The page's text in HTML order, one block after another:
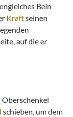
Bein
Kraftseinen
auf die er
schieben, um dem